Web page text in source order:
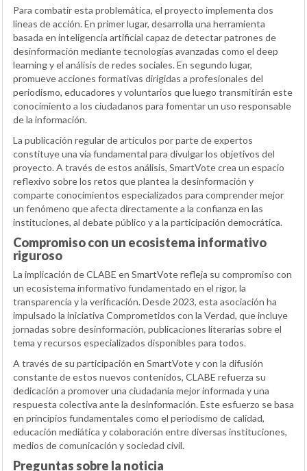
Para combatir esta problemática, el proyecto implementa dos
líneas de acción. En primer lugar, desarrolla una herramienta
basada en inteligencia artificial capaz de detectar patrones de
desinformación mediante tecnologías avanzadas como el deep
learning y el análisis de redes sociales. En segundo lugar,
promueve acciones formativas dirigidas a profesionales del
periodismo, educadores y voluntarios que luego transmitirán este
conocimiento a los ciudadanos para fomentar un uso responsable
de la información.
La publicación regular de artículos por parte de expertos
constituye una vía fundamental para divulgar los objetivos del
proyecto. A través de estos análisis, SmartVote crea un espacio
reflexivo sobre los retos que plantea la desinformación y
comparte conocimientos especializados para comprender mejor
un fenómeno que afecta directamente a la confianza en las
instituciones, al debate público y a la participación democrática.
Compromiso con un ecosistema informativo
riguroso
La implicación de CLABE en SmartVote refleja su compromiso con
un ecosistema informativo fundamentado en el rigor, la
transparencia y la verificación. Desde 2023, esta asociación ha
impulsado la iniciativa Comprometidos con la Verdad, que incluye
jornadas sobre desinformación, publicaciones literarias sobre el
tema y recursos especializados disponibles para todos.
A través de su participación en SmartVote y con la difusión
constante de estos nuevos contenidos, CLABE refuerza su
dedicación a promover una ciudadanía mejor informada y una
respuesta colectiva ante la desinformación. Este esfuerzo se basa
en principios fundamentales como el periodismo de calidad,
educación mediática y colaboración entre diversas instituciones,
medios de comunicación y sociedad civil.
Preguntas sobre la noticia